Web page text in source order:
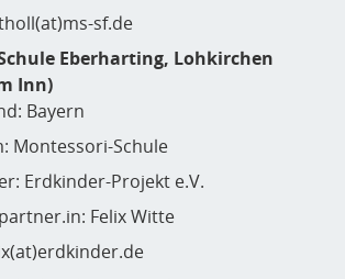
sf.de
Eberharting, Lohkirchen
Inn)
Bayern
Montessori-Schule
Erdkinder-Projekt e.V.
Felix Witte